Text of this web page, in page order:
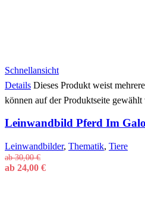
Schnellansicht
Details Dieses Produkt weist
können auf der Produktseite gewählt
Leinwandbild Pferd Im
Leinwandbilder, Thematik, Tiere
ab30,00€
ab 24,00 €